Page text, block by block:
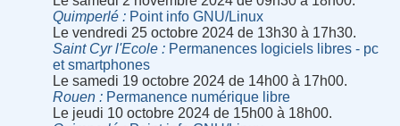
Quimperlé
Point info GNU/Linux
Le vendredi 25 octobre 2024 de 13h30 à 17h30.
Saint Cyr l'Ecole
Permanences logiciels libres - pc
et smartphones
Le samedi 19 octobre 2024 de 14h00 à 17h00.
Rouen
Permanence numérique libre
Le jeudi 10 octobre 2024 de 15h00 à 18h00.